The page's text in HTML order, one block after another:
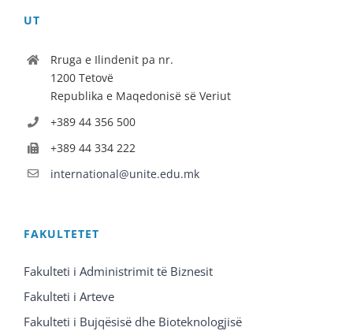
UT
Rruga e Ilindenit pa nr.
1200 Tetovë
Republika e Maqedonisë së Veriut
+389 44 356 500
+389 44 334 222
international@unite.edu.mk
FAKULTETET
Fakulteti i Administrimit të Biznesit
Fakulteti i Arteve
Fakulteti i Bujqësisë dhe Bioteknologjisë